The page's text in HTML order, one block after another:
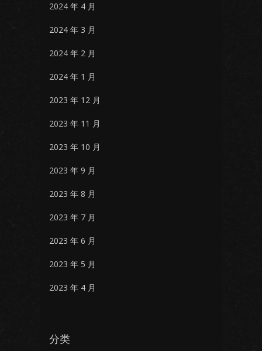
2024 年 4 月
2024 年 3 月
2024 年 2 月
2024 年 1 月
2023 年 12 月
2023 年 11 月
2023 年 10 月
2023 年 9 月
2023 年 8 月
2023 年 7 月
2023 年 6 月
2023 年 5 月
2023 年 4 月
分类